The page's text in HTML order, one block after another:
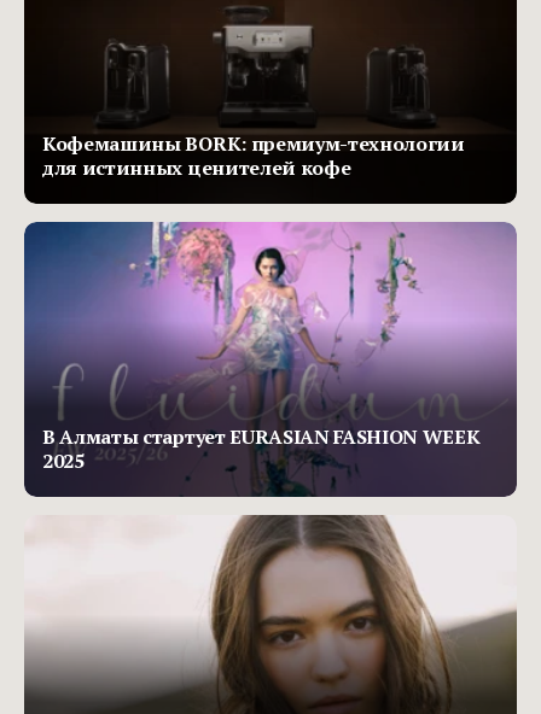
Кофемашины BORK: премиум-технологии
для истинных ценителей кофе
В Алматы стартует EURASIAN FASHION WEEK
2025